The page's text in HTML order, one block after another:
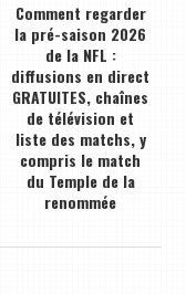
Comment regarder
la pré-saison 2026
de la NFL :
diffusions en direct
GRATUITES, chaînes
de télévision et
liste des matchs, y
compris le match
du Temple de la
renommée